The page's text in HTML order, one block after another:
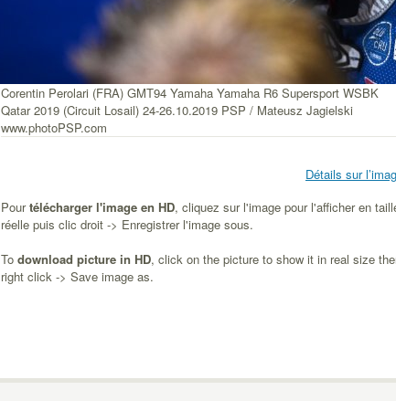
Corentin Perolari (FRA) GMT94 Yamaha Yamaha R6 Supersport WSBK
Qatar 2019 (Circuit Losail) 24-26.10.2019 PSP / Mateusz Jagielski
www.photoPSP.com
Détails sur
Pourtélécharger l'image en HD, cliquez sur l'image pour l'afficher en
réelle puis clic droit -> Enregistrer l'image sous.
To download picture in HD, click on the picture to show it in real size
right click -> Save image as.